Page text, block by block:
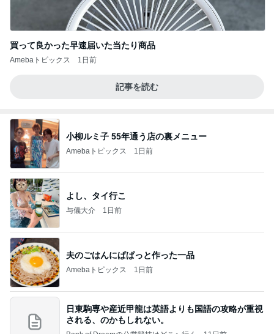
買って良かった早速届いた当たり商品
Amebaトピックス 1日前
記事を読む
小柳ルミ子 55年通う店の裏メニュー
Amebaトピックス 1日前
よし、タイ行こ
与儀大介 1日前
夫のごはんにぱぱっと作った一品
Amebaトピックス 1日前
日東駒専や産近甲龍は英語よりも国語の攻略が重視
される、のかもしれない。